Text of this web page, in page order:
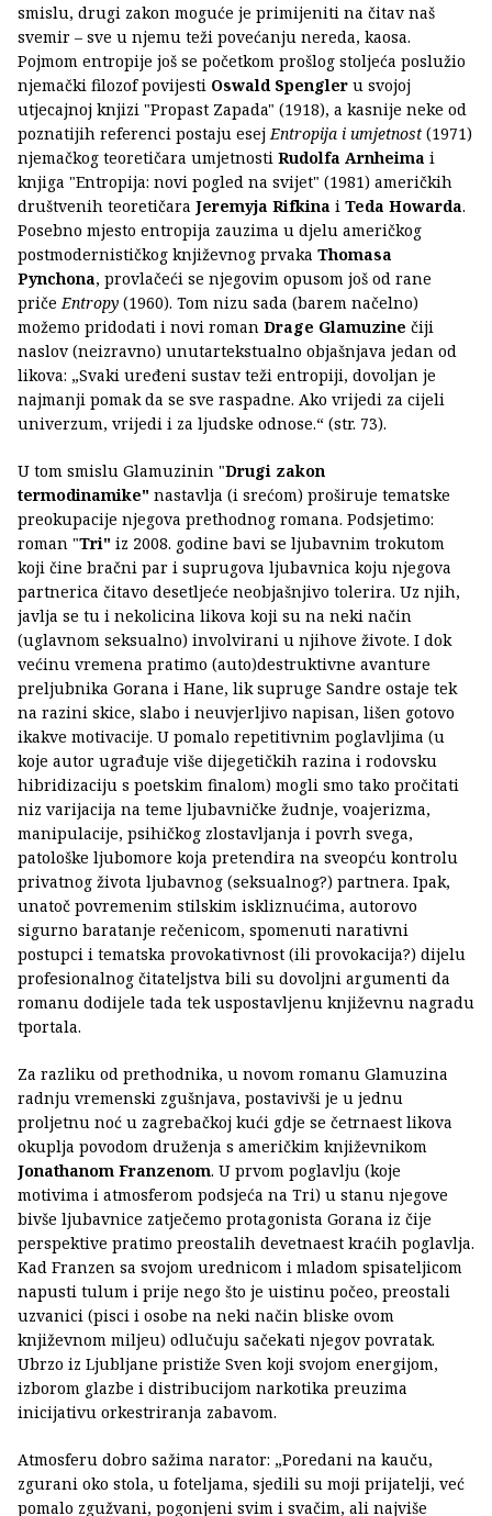
smislu, drugi zakon moguće je primijeniti na čitav naš
svemir – sve u njemu teži povećanju nereda, kaosa.
Pojmom entropije još se početkom prošlog stoljeća poslužio
njemački filozof povijesti Oswald Spengler u svojoj
utjecajnoj knjizi "Propast Zapada" (1918), a kasnije neke od
poznatijih referenci postaju esejEntropija i umjetnost (1971)
njemačkog teoretičara umjetnosti Rudolfa Arnheima i
knjiga "Entropija: novi pogled na svijet" (1981) američkih
društvenih teoretičara Jeremyja Rifkina i Teda Howarda.
Posebno mjesto entropija zauzima u djelu američkog
postmodernističkog književnog prvaka Thomasa
Pynchona, provlačeći se njegovim opusom još od rane
pričeEntropy (1960). Tom nizu sada (barem načelno)
možemo pridodati i novi roman Drage Glamuzine čiji
naslov (neizravno) unutartekstualno objašnjava jedan od
likova: „Svaki uređeni sustav teži entropiji, dovoljan je
najmanji pomak da se sve raspadne. Ako vrijedi za cijeli
univerzum, vrijedi i za ljudske odnose.“ (str. 73).
U tom smislu Glamuzinin "Drugi zakon
termodinamike" nastavlja (i srećom) proširuje tematske
preokupacije njegova prethodnog romana. Podsjetimo:
roman "Tri" iz 2008. godine bavi se ljubavnim trokutom
koji čine bračni par i suprugova ljubavnica koju njegova
partnerica čitavo desetljeće neobjašnjivo tolerira. Uz njih,
javlja se tu i nekolicina likova koji su na neki način
(uglavnom seksualno) involvirani u njihove živote. I dok
većinu vremena pratimo (auto)destruktivne avanture
preljubnika Gorana i Hane, lik supruge Sandre ostaje tek
na razini skice, slabo i neuvjerljivo napisan, lišen gotovo
ikakve motivacije. U pomalo repetitivnim poglavljima (u
koje autor ugrađuje više dijegetičkih razina i rodovsku
hibridizaciju s poetskim finalom) mogli smo tako pročitati
niz varijacija na teme ljubavničke žudnje, voajerizma,
manipulacije, psihičkog zlostavljanja i povrh svega,
patološke ljubomore koja pretendira na sveopću kontrolu
privatnog života ljubavnog (seksualnog?) partnera. Ipak,
unatoč povremenim stilskim iskliznućima, autorovo
sigurno baratanje rečenicom, spomenuti narativni
postupci i tematska provokativnost (ili provokacija?) dijelu
profesionalnog čitateljstva bili su dovoljni argumenti da
romanu dodijele tada tek uspostavljenu književnu nagradu
tportala.
Za razliku od prethodnika, u novom romanu Glamuzina
radnju vremenski zgušnjava, postavivši je u jednu
proljetnu noć u zagrebačkoj kući gdje se četrnaest likova
okuplja povodom druženja s američkim književnikom
Jonathanom Franzenom. U prvom poglavlju (koje
motivima i atmosferom podsjeća na Tri) u stanu njegove
bivše ljubavnice zatječemo protagonista Gorana iz čije
perspektive pratimo preostalih devetnaest kraćih poglavlja.
Kad Franzen sa svojom urednicom i mladom spisateljicom
napusti tulum i prije nego što je uistinu počeo, preostali
uzvanici (pisci i osobe na neki način bliske ovom
književnom miljeu) odlučuju sačekati njegov povratak.
Ubrzo iz Ljubljane pristiže Sven koji svojom energijom,
izborom glazbe i distribucijom narkotika preuzima
inicijativu orkestriranja zabavom.
Atmosferu dobro sažima narator: „Poredani na kauču,
zgurani oko stola, u foteljama, sjedili su moji prijatelji, već
pomalo zgužvani, pogonjeni svim i svačim, ali najviše